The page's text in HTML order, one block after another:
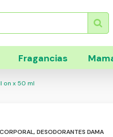
Fragancias
on x 50 ml
,DESODORANTES DAMA